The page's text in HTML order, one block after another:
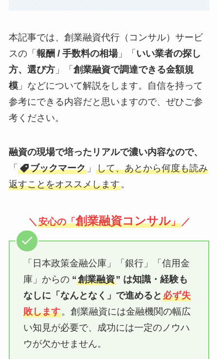
本記事では、創業融資代行（コンサル）サービ
スの「報酬 / 手数料の相場」「いい業者の探し
方、選び方」「創業融資で調達できる金額規
模」などについて解説をします。自信を持って
参考にできる内容だと思いますので、ぜひご参
考ください。
融資の現場で培ったリアルで濃い内容なので、
「
ブックマーク」 して、あとから何度も読み
返すことをオススメします。
＼ 安心の「創業融資コンサル」／
「日本政策金融公庫」「銀行」「信用金
庫」からの “創業融資” は知識・経験も
なしに「なんとなく」で進めると必ず失
敗します。創業融資には金融機関の幅広
い知見が必要で、成功には一定のノウハ
ウが欠かせません。